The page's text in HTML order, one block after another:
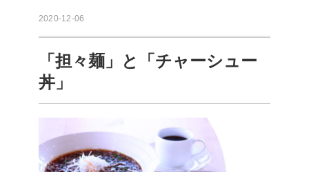
2020-12-06
「担々麺」と「チャーシュー
丼」